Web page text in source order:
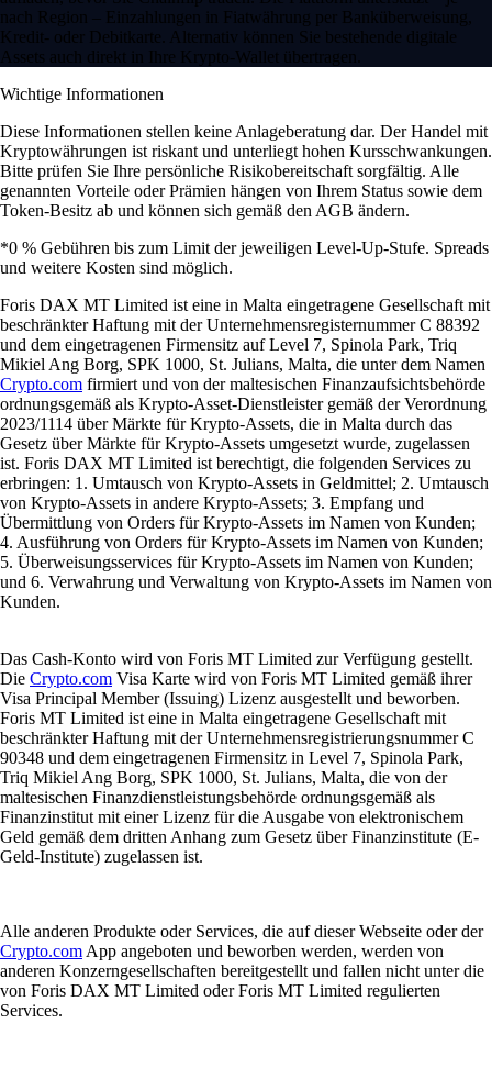
nach Region – Einzahlungen in Fiatwährung per Banküberweisung,
Kredit- oder Debitkarte. Alternativ können Sie bestehende digitale
Assets auch direkt in Ihre Krypto-Wallet übertragen.
Wichtige Informationen
Diese Informationen stellen keine Anlageberatung dar. Der Handel mit
Kryptowährungen ist riskant und unterliegt hohen Kursschwankungen.
Bitte prüfen Sie Ihre persönliche Risikobereitschaft sorgfältig. Alle
genannten Vorteile oder Prämien hängen von Ihrem Status sowie dem
Token-Besitz ab und können sich gemäß den AGB ändern.
*0 % Gebühren bis zum Limit der jeweiligen Level-Up-Stufe. Spreads
und weitere Kosten sind möglich.
Foris DAX MT Limited ist eine in Malta eingetragene Gesellschaft mit
beschränkter Haftung mit der Unternehmensregisternummer C 88392
und dem eingetragenen Firmensitz auf Level 7, Spinola Park, Triq
Mikiel Ang Borg, SPK 1000, St. Julians, Malta, die unter dem Namen
Crypto.com firmiert und von der maltesischen Finanzaufsichtsbehörde
ordnungsgemäß als Krypto-Asset-Dienstleister gemäß der Verordnung
2023/1114 über Märkte für Krypto-Assets, die in Malta durch das
Gesetz über Märkte für Krypto-Assets umgesetzt wurde, zugelassen
ist. Foris DAX MT Limited ist berechtigt, die folgenden Services zu
erbringen: 1. Umtausch von Krypto-Assets in Geldmittel; 2. Umtausch
von Krypto-Assets in andere Krypto-Assets; 3. Empfang und
Übermittlung von Orders für Krypto-Assets im Namen von Kunden;
4. Ausführung von Orders für Krypto-Assets im Namen von Kunden;
5. Überweisungsservices für Krypto-Assets im Namen von Kunden;
und 6. Verwahrung und Verwaltung von Krypto-Assets im Namen von
Kunden.
Das Cash-Konto wird von Foris MT Limited zur Verfügung gestellt.
Die Crypto.com Visa Karte wird von Foris MT Limited gemäß ihrer
Visa Principal Member (Issuing) Lizenz ausgestellt und beworben.
Foris MT Limited ist eine in Malta eingetragene Gesellschaft mit
beschränkter Haftung mit der Unternehmensregistrierungsnummer C
90348 und dem eingetragenen Firmensitz in Level 7, Spinola Park,
Triq Mikiel Ang Borg, SPK 1000, St. Julians, Malta, die von der
maltesischen Finanzdienstleistungsbehörde ordnungsgemäß als
Finanzinstitut mit einer Lizenz für die Ausgabe von elektronischem
Geld gemäß dem dritten Anhang zum Gesetz über Finanzinstitute (E-
Geld-Institute) zugelassen ist.
Alle anderen Produkte oder Services, die auf dieser Webseite oder der
Crypto.comApp angeboten und beworben werden, werden von
anderen Konzerngesellschaften bereitgestellt und fallen nicht unter die
von Foris DAX MT Limited oder Foris MT Limited regulierten
Services.